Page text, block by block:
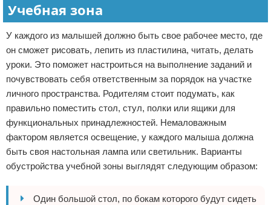
Учебная зона
У каждого из малышей должно быть свое рабочее место, где
он сможет рисовать, лепить из пластилина, читать, делать
уроки. Это поможет настроиться на выполнение заданий и
почувствовать себя ответственным за порядок на участке
личного пространства. Родителям стоит подумать, как
правильно поместить стол, стул, полки или ящики для
функциональных принадлежностей. Немаловажным
фактором является освещение, у каждого малыша должна
быть своя настольная лампа или светильник. Варианты
обустройства учебной зоны выглядят следующим образом:
Один большой стол, по бокам которого будут сидеть